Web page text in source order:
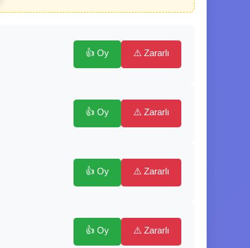
👍 Oy ⚠️ Zararlı
👍 Oy ⚠️ Zararlı
👍 Oy ⚠️ Zararlı
👍 Oy ⚠️ Zararlı